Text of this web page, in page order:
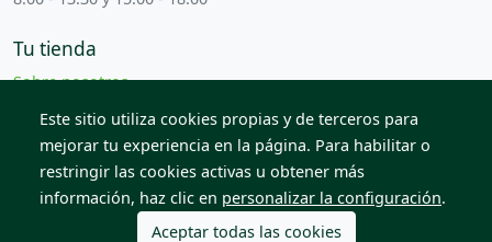
Tu tienda
Sobre nosotros
Términos y condiciones
Contacta con nosotros
© 2026 Todos los derechos reservados. Venta de Piezas
2012 S.L.
Este sitio utiliza cookies propias y de terceros para
mejorar tu experiencia en la página. Para habilitar o
restringir las cookies activas u obtener más
información, haz clic en personalizar la configuración.
Aceptar todas las cookies